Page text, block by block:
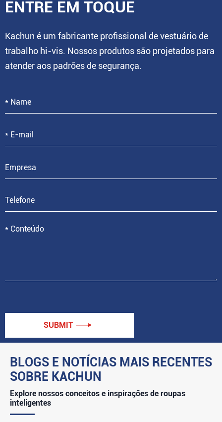
BLOGS E NOTÍCIAS MAIS RECENTES
SOBRE KACHUN
Explore nossos conceitos e inspirações de roupas
inteligentes
ENTRE EM TOQUE
Kachun é um fabricante profissional de vestuário de
trabalho hi-vis. Nossos produtos são projetados para
atender aos padrões de segurança.
SUBMIT 